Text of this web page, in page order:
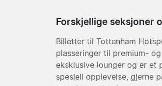
Forskjellige seksjoner
Billetter til Tottenham
plasseringer til premium-
eksklusive lounger og er
spesiell opplevelse, gjerne